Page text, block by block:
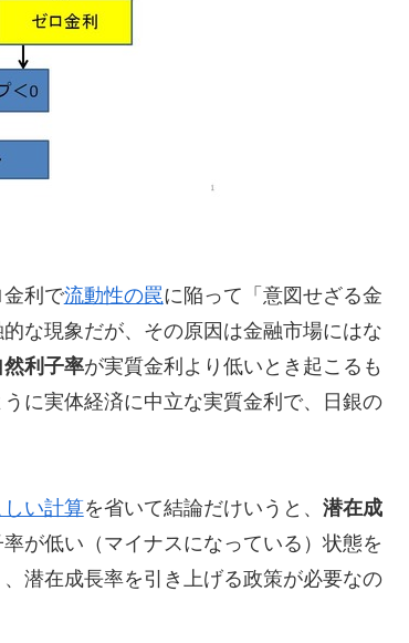
利で流動性の罠に陥って「意図せざる金
な現象だが、その原因は金融市場にはな
然利子率が実質金利より低いとき起こるも
に実体経済に中立な実質金利で、日銀の
い計算を省いて結論だけいうと、 潜在成
が低い（マイナスになっている）状態を
潜在成長率を引き上げる政策が必要なの